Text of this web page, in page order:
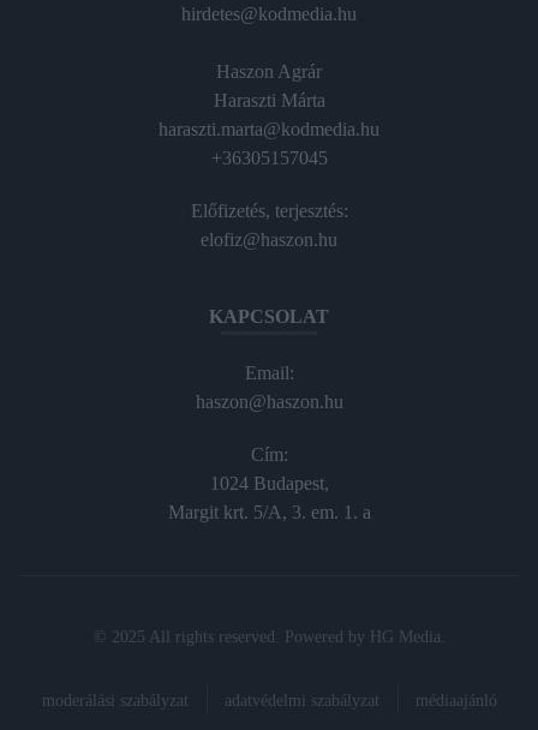
hirdetes@kodmedia.hu
Haszon Agrár
Haraszti Márta
haraszti.marta@kodmedia.hu
+36305157045
Előfizetés, terjesztés:
elofiz@haszon.hu
KAPCSOLAT
Email:
haszon@haszon.hu
Cím:
1024 Budapest,
Margit krt. 5/A, 3. em. 1. a
© 2025 All rights reserved. Powered by HG Media
moderálási szabályzat adatvédelmi szabályzat médiaajánló